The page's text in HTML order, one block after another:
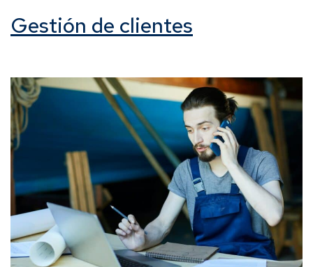
Gestión de clientes